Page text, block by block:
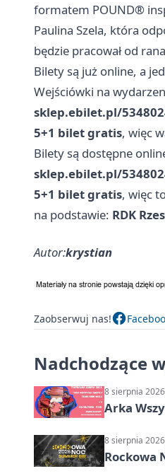
formatem POUND®
Paulina Szela, która
będzie pracował od
Bilety są już online, a
Wejściówki na
sklep.ebilet.pl/
5+1 bilet gratis, więc
Bilety są dostępne
sklep.ebilet.pl/
5+1 bilet gratis, więc
na podstawie: RDK
Autor:krystian
Zaobserwuj nas!
Nadchodzące
8 sierpnia
Arka
8 sierpnia
Rockowa